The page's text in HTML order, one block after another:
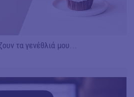
τα γενέθλιά μου...